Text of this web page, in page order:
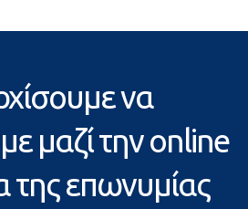
να
μαζί την online
της επωνυμίας